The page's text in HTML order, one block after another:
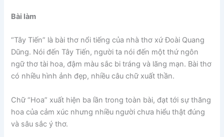
Bài làm
“Tây Tiến” là bài thơ nổi tiếng của nhà thơ xứ Đoài Quang
Dũng. Nói đến Tây Tiến, người ta nói đến một thứ ngôn
ngữ thơ tài hoa, đậm màu sắc bi tráng và lãng mạn. Bài thơ
có nhiều hình ảnh đẹp, nhiều câu chữ xuất thần.
Chữ “Hoa” xuất hiện ba lần trong toàn bài, đạt tới sự thăng
hoa của cảm xúc nhưng nhiều người chưa hiểu thật đúng
và sâu sắc ý thơ.